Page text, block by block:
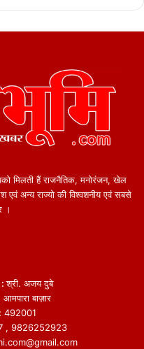
मिलती हैं राजनैतिक, मनोरंजन, खेल
एवं अन्य राज्यो की विश्वशनीय एवं सबसे
।
:श्री. अजय दुबे
बाज़ार
492001
, 9826252923